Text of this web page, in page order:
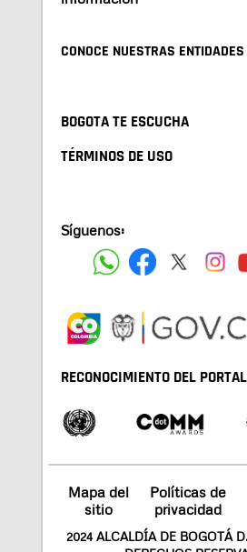
CONOCE NUESTRAS ENTIDADES
BOGOTA TE ESCUCHA
TÉRMINOS DE USO
Síguenos:
RECONOCIMIENTO DEL
Mapa del
sitio
Políticas de
privacidad
2024 ALCALDÍA DE BOGOTÁ